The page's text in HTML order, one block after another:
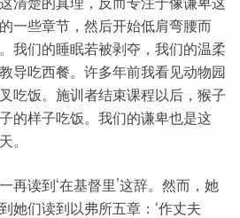
一些章节，然后开始低肩弯腰而
我们的睡眠若被剥夺，我们的温柔
导吃西餐。许多年前我看见动物园
吃饭。施训者结束课程以后，猴子
的样子吃饭。我们的谦卑也是这
。
再读到‘在基督里’这辞。然而，她
她们读到以弗所五章：‘作丈夫